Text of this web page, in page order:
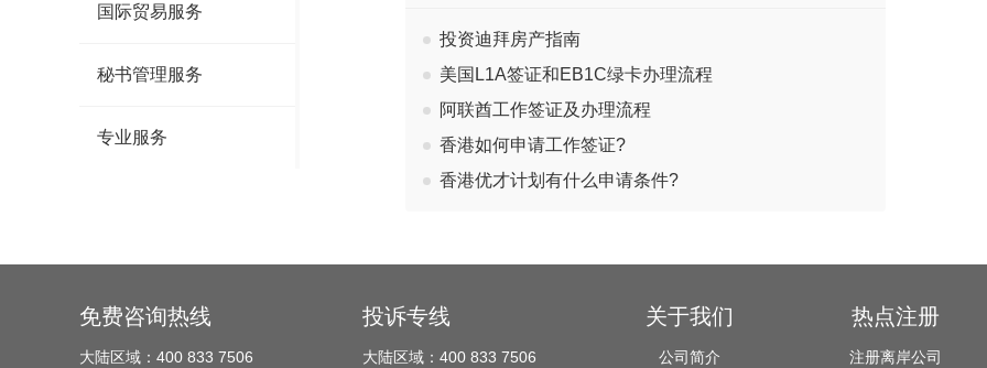
国际贸易服务
秘书管理服务
专业服务
投资迪拜房产指南
美国L1A签证和EB1C绿卡办理流程
阿联酋工作签证及办理流程
香港如何申请工作签证?
香港优才计划有什么申请条件?
免费咨询热线
大陆区域：400 833 7506
投诉专线
大陆区域：400 833 7506
关于我们
公司简介
热点注册
注册离岸公司